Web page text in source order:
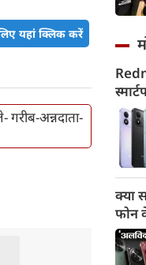
यहां क्लिक करें
गरीब-अन्नदाता-
क्या
फोन